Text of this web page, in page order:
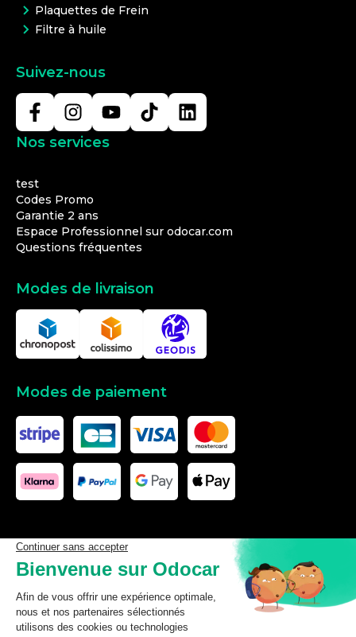
Plaquettes de Frein
Filtre à huile
Suivez-nous
Nos services
test
Codes Promo
Garantie 2 ans
Espace Professionnel sur odocar.com
Questions fréquentes
Modes de livraison
Modes de paiement
Les données affichées ici, particulièrement la base de donnée
complète, ne doivent pas être copiées. Il est interdit d’exploiter les
données ou la base de données complète, de laisser un tiers les
exploiter, ni de les rendre accessible à un tiers, sans accord
préalable de TecDoc. Toute infraction constitue une violation des
droits d’auteur et fera l’objet de poursuites.